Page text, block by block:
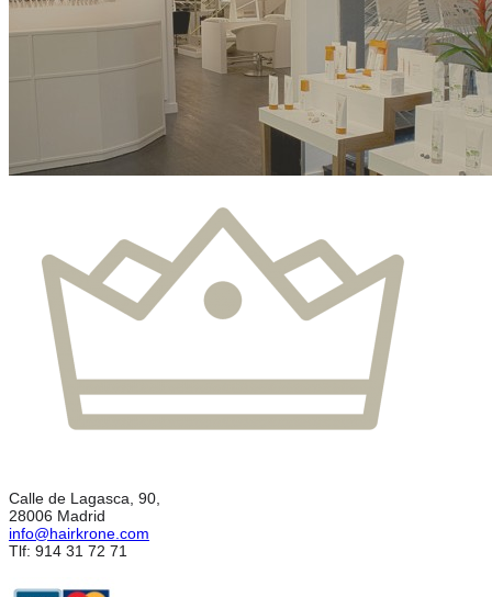
Calle de Lagasca, 90,
28006 Madrid
info@hairkrone.com
Tlf: 914 31 72 71